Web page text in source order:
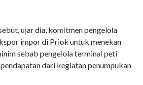
ujar dia, komitmen pengelola
impor di Priok untuk menekan
sebab pengelola terminal peti
dari kegiatan penumpukan